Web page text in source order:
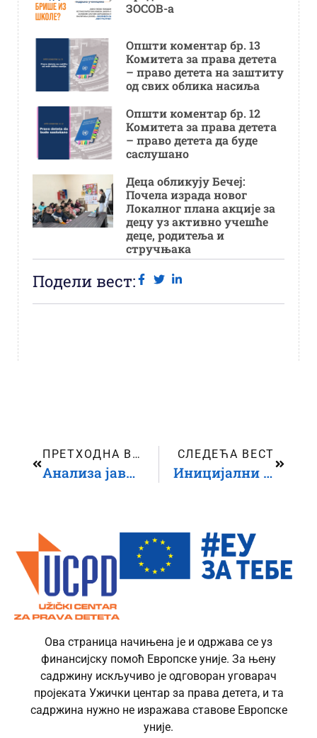
ЗОСОВ-а
Општи коментар бр. 13
Комитета за права детета
– право детета на заштиту
од свих облика насиља
Општи коментар бр. 12
Комитета за права детета
– право детета да буде
саслушано
Деца обликују Бечеј:
Почела израда новог
Локалног плана акције за
децу уз активно учешће
деце, родитеља и
стручњака
Подели вест:
ПРЕТХОДНА ВЕСТ
Анализа јавног конкурса за удружења у 2025. години Министарства заштите животне средине
СЛЕДЕЋА ВЕСТ
Иницијални састанци и обуке партнерских организација на пројекту „Права детета су људска права“
Ова страница начињена је и одржава се уз
финансијску помоћ Европске уније. За њену
садржину искључиво је одговоран уговарач
пројеката Ужички центар за права детета, и та
садржина нужно не изражава ставове Европске
уније.